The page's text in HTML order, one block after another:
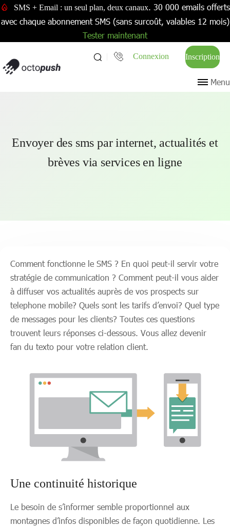
SMS + Email : un seul plan, deux canaux. 30 000 emails offerts
avec chaque abonnement SMS (sans surcoût, valables 12 mois)
Tester maintenant
Connexion Inscription
Menu
Envoyer des sms par internet, actualités et
brèves via services en ligne
Comment fonctionne le SMS ? En quoi peut-il servir votre
stratégie de communication ? Comment peut-il vous aider
à diffuser vos actualités auprès de vos prospects sur
telephone mobile? Quels sont les tarifs d’envoi? Quel type
de messages pour les clients? Toutes ces questions
trouvent leurs réponses ci-dessous. Vous allez devenir
fan du texto pour votre relation client.
Une continuité historique
Le besoin de s’informer semble proportionnel aux
montagnes d’infos disponibles de façon quotidienne. Les